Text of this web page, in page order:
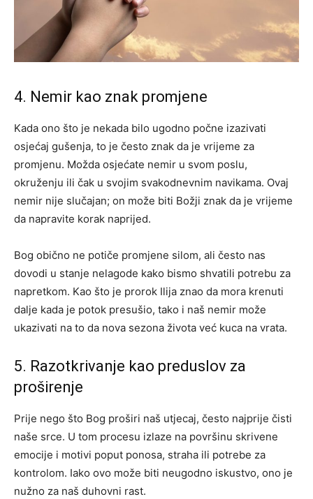
4. Nemir kao znak promjene
Kada ono što je nekada bilo ugodno počne izazivati
osjećaj gušenja, to je često znak da je vrijeme za
promjenu. Možda osjećate nemir u svom poslu,
okruženju ili čak u svojim svakodnevnim navikama. Ovaj
nemir nije slučajan; on može biti Božji znak da je vrijeme
da napravite korak naprijed.
Bog obično ne potiče promjene silom, ali često nas
dovodi u stanje nelagode kako bismo shvatili potrebu za
napretkom. Kao što je prorok Ilija znao da mora krenuti
dalje kada je potok presušio, tako i naš nemir može
ukazivati na to da nova sezona života već kuca na vrata.
5. Razotkrivanje kao preduslov za
proširenje
Prije nego što Bog proširi naš utjecaj, često najprije čisti
naše srce. U tom procesu izlaze na površinu skrivene
emocije i motivi poput ponosa, straha ili potrebe za
kontrolom. Iako ovo može biti neugodno iskustvo, ono je
nužno za naš duhovni rast.